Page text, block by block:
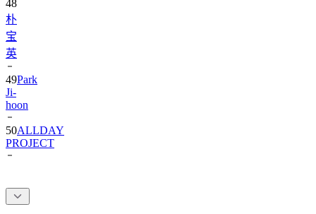
48
朴
宝
英
49Park
Ji-
hoon
50ALLDAY
PROJECT